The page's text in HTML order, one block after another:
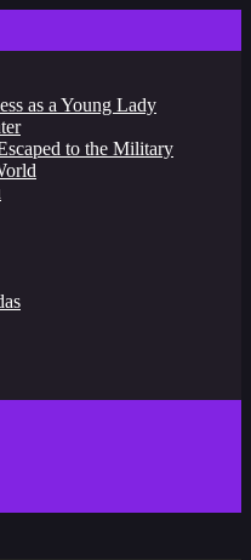
as a Young Lady
to the Military